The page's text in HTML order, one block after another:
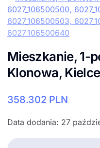
Mieszkanie, 1-
Klonowa, Kielce
358.302 PLN
Data dodania: 27